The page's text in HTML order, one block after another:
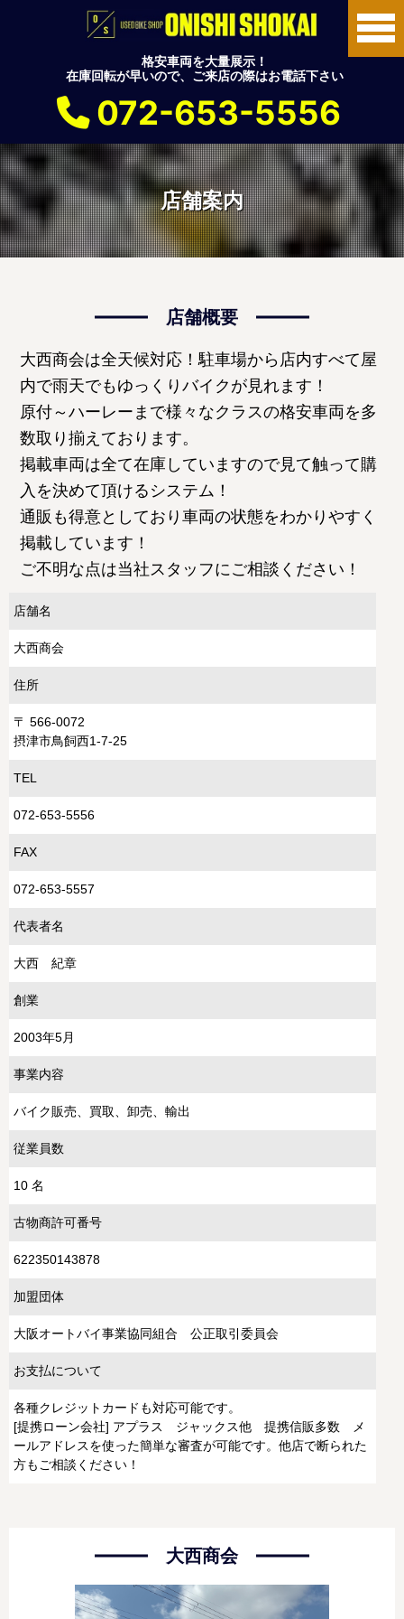
格安車両を大量展示！
在庫回転が早いので、ご来店の際はお電話下さい
072-653-5556
店舗案内
店舗概要
大西商会は全天候対応！駐車場から店内すべて屋
内で雨天でもゆっくりバイクが見れます！
原付～ハーレーまで様々なクラスの格安車両を多
数取り揃えております。
掲載車両は全て在庫していますので見て触って購
入を決めて頂けるシステム！
通販も得意としており車両の状態をわかりやすく
掲載しています！
ご不明な点は当社スタッフにご相談ください！
店舗名
大西商会
住所
〒 566-0072
摂津市鳥飼西1-7-25
TEL
072-653-5556
FAX
072-653-5557
代表者名
大西 紀章
創業
2003年5月
事業内容
バイク販売、買取、卸売、輸出
従業員数
10 名
古物商許可番号
622350143878
加盟団体
大阪オートバイ事業協同組合 公正取引委員会
お支払について
各種クレジットカードも対応可能です。
[提携ローン会社] アプラス ジャックス他 提携信販多数 メ
ールアドレスを使った簡単な審査が可能です。他店で断られた
方もご相談ください！
大西商会